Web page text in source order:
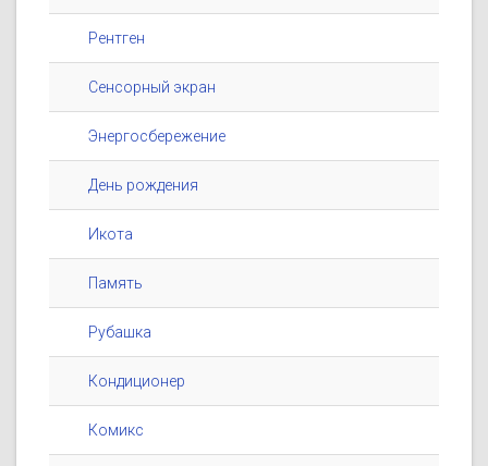
Рентген
Сенсорный экран
Энергосбережение
День рождения
Икота
Память
Рубашка
Кондиционер
Комикс